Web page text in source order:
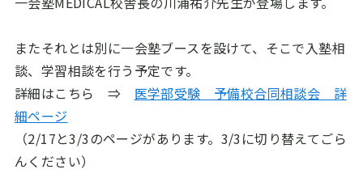
またそれとは別に一会塾ブースを設けて、そこで入塾相
談、学習相談を行う予定です。
詳細はこちら ⇒ 医学部受験 予備校合同相談会 詳
細ページ
（2/17と3/3のページがあります。3/3に切り替えてごら
んください）